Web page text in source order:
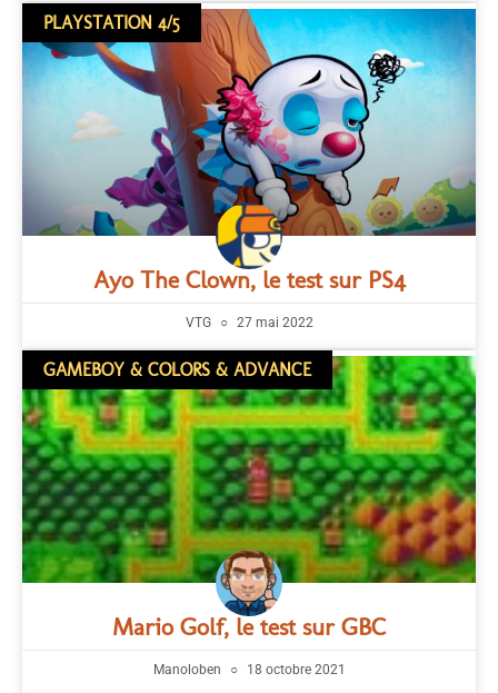
PLAYSTATION 4/5
Ayo The Clown, le test sur PS4
VTG 27 mai 2022
GAMEBOY & COLORS & ADVANCE
Mario Golf, le test sur GBC
Manoloben 18 octobre 2021